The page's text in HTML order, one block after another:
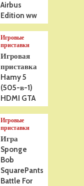
Airbus
Edition ww
Игровые
приставки
Игровая
приставка
Hamy 5
(505-в-1)
HDMI GTA
Игровые
приставки
Игра
Sponge
Bob
SquarePants
Battle For